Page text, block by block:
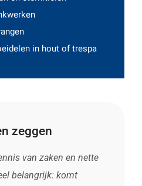
in hout of trespa
zeggen
van zaken en nette
belangrijk: komt